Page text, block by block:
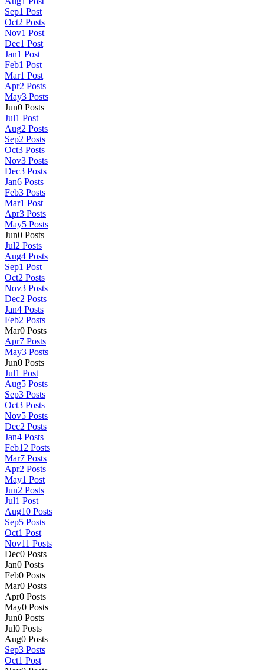
Sep1 Post
Oct2 Posts
Nov1 Post
Dec1 Post
Jan1 Post
Feb1 Post
Mar1 Post
Apr2 Posts
May3 Posts
Jun0 Posts
Jul1 Post
Aug2 Posts
Sep2 Posts
Oct3 Posts
Nov3 Posts
Dec3 Posts
Jan6 Posts
Feb3 Posts
Mar1 Post
Apr3 Posts
May5 Posts
Jun0 Posts
Jul2 Posts
Aug4 Posts
Sep1 Post
Oct2 Posts
Nov3 Posts
Dec2 Posts
Jan4 Posts
Feb2 Posts
Mar0 Posts
Apr7 Posts
May3 Posts
Jun0 Posts
Jul1 Post
Aug5 Posts
Sep3 Posts
Oct3 Posts
Nov5 Posts
Dec2 Posts
Jan4 Posts
Feb12 Posts
Mar7 Posts
Apr2 Posts
May1 Post
Jun2 Posts
Jul1 Post
Aug10 Posts
Sep5 Posts
Oct1 Post
Nov11 Posts
Dec0 Posts
Jan0 Posts
Feb0 Posts
Mar0 Posts
Apr0 Posts
May0 Posts
Jun0 Posts
Jul0 Posts
Aug0 Posts
Sep3 Posts
Oct1 Post